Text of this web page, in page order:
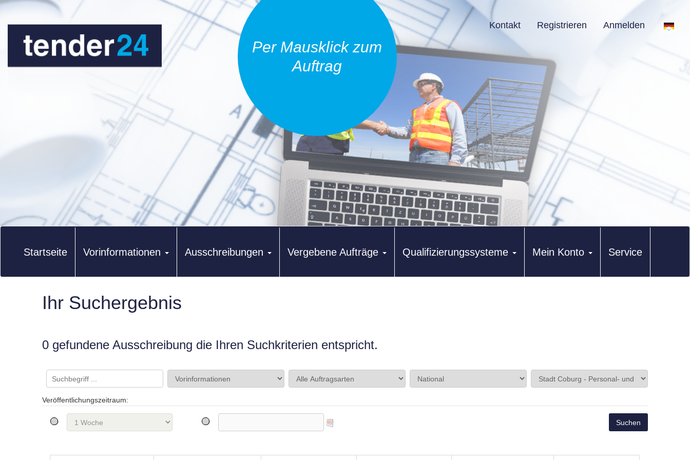
Per Mausklick zum
Auftrag
Kontakt Registrieren Anmelden
Startseite Vorinformationen Ausschreibungen Vergebene Aufträge Qualifizierungssysteme Mein Konto Service
Ihr Suchergebnis
0 gefundene Ausschreibung die Ihren Suchkriterien entspricht.
Veröffentlichungszeitraum: